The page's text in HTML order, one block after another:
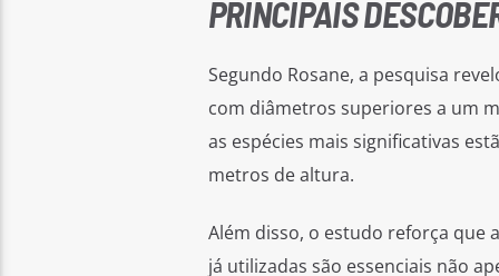
PRINCIPAIS
Segundo Rosane, a pesquisa
com diâmetros superiores a um
as espécies mais significativas
metros de altura.
Além disso, o estudo reforça que
já utilizadas são essenciais não